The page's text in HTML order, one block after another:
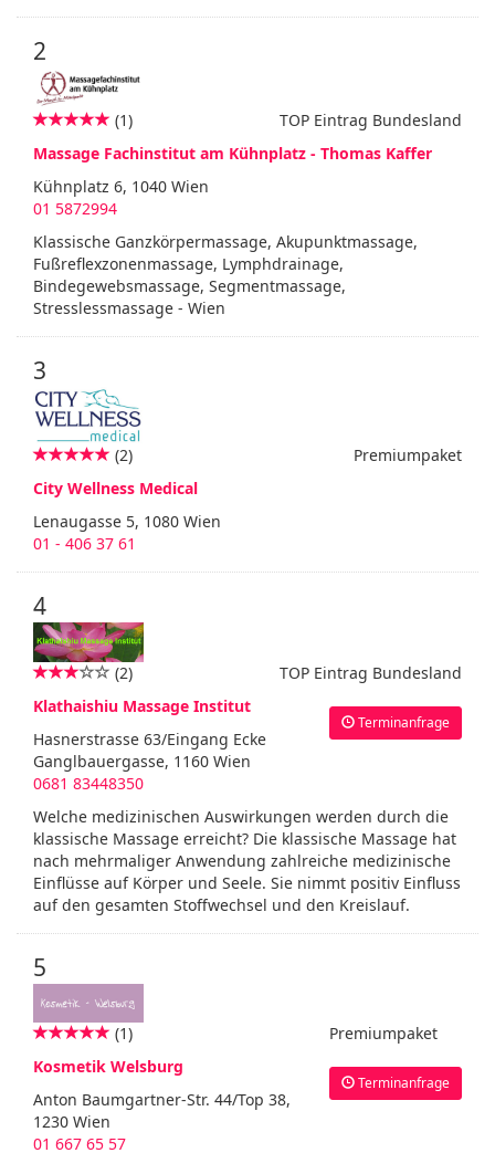
2
TOP Eintrag Bundesland
(1)
Massage Fachinstitut am Kühnplatz - Thomas Kaffer
Kühnplatz 6, 1040 Wien
01 5872994
Klassische Ganzkörpermassage, Akupunktmassage,
Fußreflexzonenmassage, Lymphdrainage,
Bindegewebsmassage, Segmentmassage,
Stresslessmassage - Wien
3
Premiumpaket
(2)
City Wellness Medical
Lenaugasse 5, 1080 Wien
01 - 406 37 61
4
TOP Eintrag Bundesland
Terminanfrage
(2)
Klathaishiu Massage Institut
Hasnerstrasse 63/Eingang Ecke
Ganglbauergasse, 1160 Wien
0681 83448350
Welche medizinischen Auswirkungen werden durch die
klassische Massage erreicht? Die klassische Massage hat
nach mehrmaliger Anwendung zahlreiche medizinische
Einflüsse auf Körper und Seele. Sie nimmt positiv Einfluss
auf den gesamten Stoffwechsel und den Kreislauf.
5
Premiumpaket
Terminanfrage
(1)
Kosmetik Welsburg
Anton Baumgartner-Str. 44/Top 38,
1230 Wien
01 667 65 57